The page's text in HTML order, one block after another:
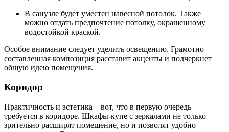
В санузле будет уместен навесной потолок. Также
можно отдать предпочтение потолку, окрашенному
водостойкой краской.
Особое внимание следует уделить освещению. Грамотно
составленная композиция расставит акценты и подчеркнет
общую идею помещения.
Коридор
Практичность и эстетика – вот, что в первую очередь
требуется в коридоре. Шкафы-купе с зеркалами не только
зрительно расширят помещение, но и позволят удобно